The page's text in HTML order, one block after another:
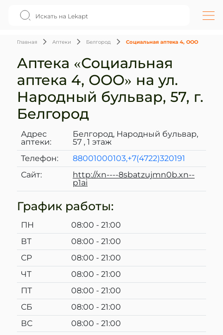
Главная Аптеки Белгород Социальная аптека 4, ООО
Аптека «Социальная
аптека 4, ООО» на ул.
Народный бульвар, 57, г.
Белгород
Адрес
аптеки:
Белгород, Народный бульвар,
57 , 1 этаж
Телефон:
88001000103,+7(4722)320191
Сайт:
http://xn----8sbatzujmn0b.xn--
p1ai
График работы:
ПН
08:00 - 21:00
ВТ
08:00 - 21:00
СР
08:00 - 21:00
ЧТ
08:00 - 21:00
ПТ
08:00 - 21:00
СБ
08:00 - 21:00
ВС
08:00 - 21:00